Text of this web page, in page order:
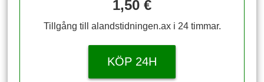
1,50 €
Tillgång till alandstidningen.ax i 24 timmar.
KÖP 24H